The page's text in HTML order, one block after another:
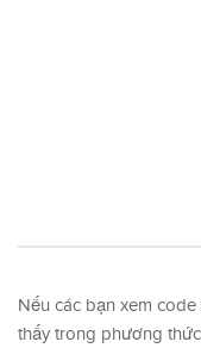
Nếu các bạn xem
thấy trong phương